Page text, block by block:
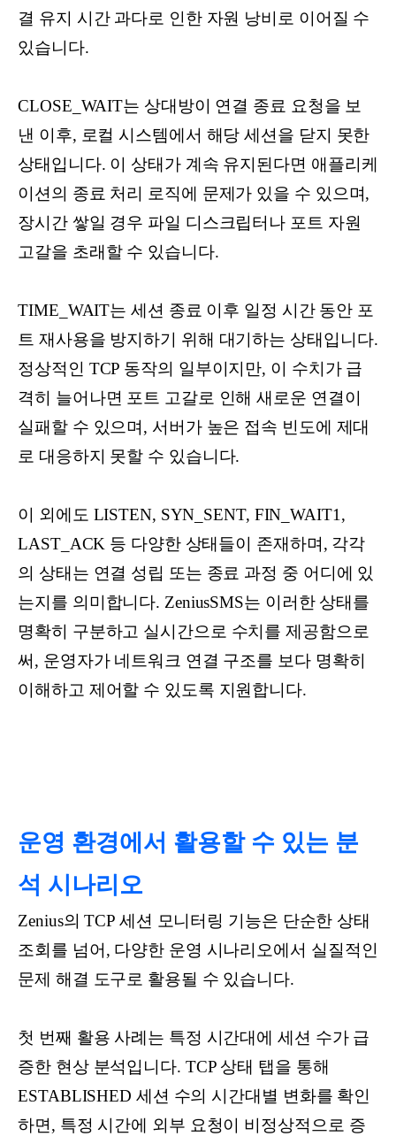
결 유지 시간 과다로 인한 자원 낭비로 이어질 수
있습니다.
CLOSE_WAIT는 상대방이 연결 종료 요청을 보
낸 이후, 로컬 시스템에서 해당 세션을 닫지 못한
상태입니다. 이 상태가 계속 유지된다면 애플리케
이션의 종료 처리 로직에 문제가 있을 수 있으며,
장시간 쌓일 경우 파일 디스크립터나 포트 자원
고갈을 초래할 수 있습니다.
TIME_WAIT는 세션 종료 이후 일정 시간 동안 포
트 재사용을 방지하기 위해 대기하는 상태입니다.
정상적인 TCP 동작의 일부이지만, 이 수치가 급
격히 늘어나면 포트 고갈로 인해 새로운 연결이
실패할 수 있으며, 서버가 높은 접속 빈도에 제대
로 대응하지 못할 수 있습니다.
이 외에도 LISTEN, SYN_SENT, FIN_WAIT1,
LAST_ACK 등 다양한 상태들이 존재하며, 각각
의 상태는 연결 성립 또는 종료 과정 중 어디에 있
는지를 의미합니다. ZeniusSMS는 이러한 상태를
명확히 구분하고 실시간으로 수치를 제공함으로
써, 운영자가 네트워크 연결 구조를 보다 명확히
이해하고 제어할 수 있도록 지원합니다.
운영 환경에서 활용할 수 있는 분
석 시나리오
Zenius의 TCP 세션 모니터링 기능은 단순한 상태
조회를 넘어, 다양한 운영 시나리오에서 실질적인
문제 해결 도구로 활용될 수 있습니다.
첫 번째 활용 사례는 특정 시간대에 세션 수가 급
증한 현상 분석입니다. TCP 상태 탭을 통해
ESTABLISHED 세션 수의 시간대별 변화를 확인
하면, 특정 시간에 외부 요청이 비정상적으로 증